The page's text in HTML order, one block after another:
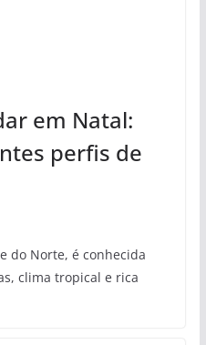
em Natal:
perfis de
do Norte, é conhecida
clima tropical e rica